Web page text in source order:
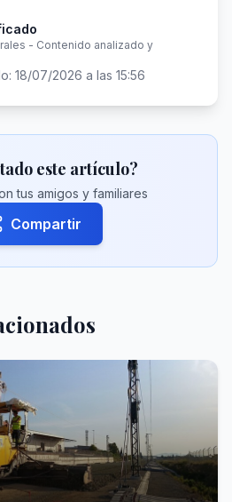
- Contenido analizado y
18/07/2026 a las 15:56
este artículo?
tus amigos y familiares
Compartir